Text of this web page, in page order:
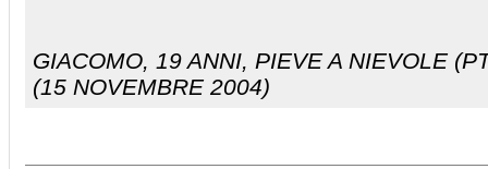
GIACOMO, 19 ANNI, PIEVE A NIEVOLE
(15 NOVEMBRE 2004)